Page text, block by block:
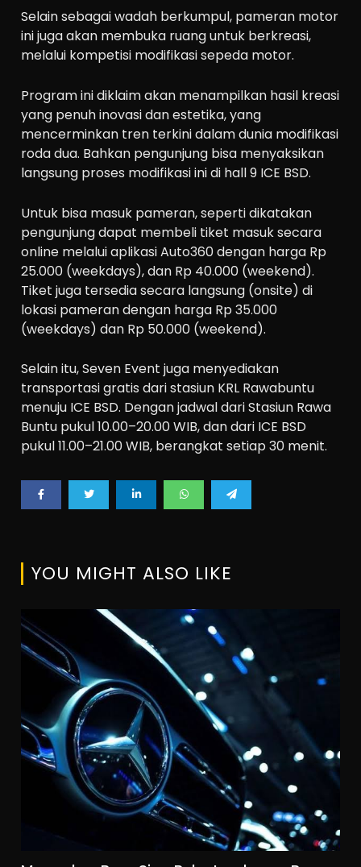
Selain sebagai wadah berkumpul, pameran motor
ini juga akan membuka ruang untuk berkreasi,
melalui kompetisi modifikasi sepeda motor.
Program ini diklaim akan menampilkan hasil kreasi
yang penuh inovasi dan estetika, yang
mencerminkan tren terkini dalam dunia modifikasi
roda dua. Bahkan pengunjung bisa menyaksikan
langsung proses modifikasi ini di hall 9 ICE BSD.
Untuk bisa masuk pameran, seperti dikatakan
pengunjung dapat membeli tiket masuk secara
online melalui aplikasi Auto360 dengan harga Rp
25.000 (weekdays), dan Rp 40.000 (weekend).
Tiket juga tersedia secara langsung (onsite) di
lokasi pameran dengan harga Rp 35.000
(weekdays) dan Rp 50.000 (weekend).
Selain itu, Seven Event juga menyediakan
transportasi gratis dari stasiun KRL Rawabuntu
menuju ICE BSD. Dengan jadwal dari Stasiun Rawa
Buntu pukul 10.00–20.00 WIB, dan dari ICE BSD
pukul 11.00–21.00 WIB, berangkat setiap 30 menit.
YOU MIGHT ALSO LIKE